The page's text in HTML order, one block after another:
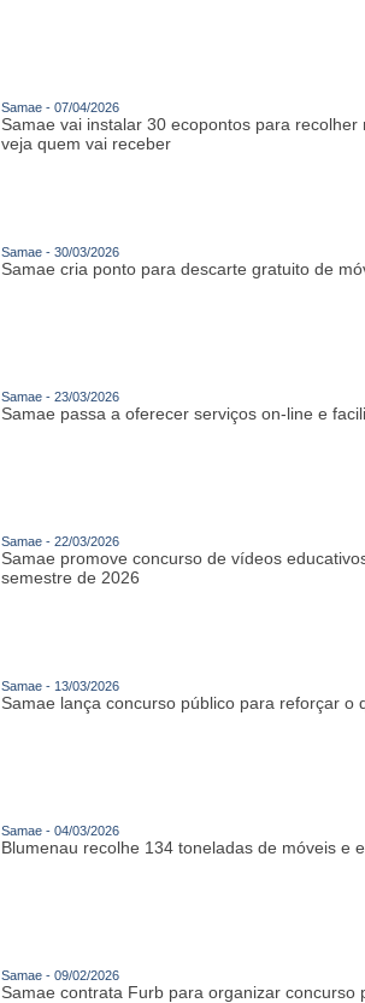
Samae - 07/04/2026
Samae vai instalar 30 ecopontos para
veja quem vai receber
Samae - 30/03/2026
Samae cria ponto para descarte gratuito de
Samae - 23/03/2026
Samae passa a oferecer serviços on-line e
Samae - 22/03/2026
Samae promove concurso de vídeos
semestre de 2026
Samae - 13/03/2026
Samae lança concurso público para reforçar o
Samae - 04/03/2026
Blumenau recolhe 134 toneladas de móveis e
Samae - 09/02/2026
Samae contrata Furb para organizar concurso